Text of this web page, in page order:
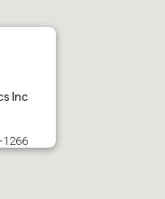
Inc
1266